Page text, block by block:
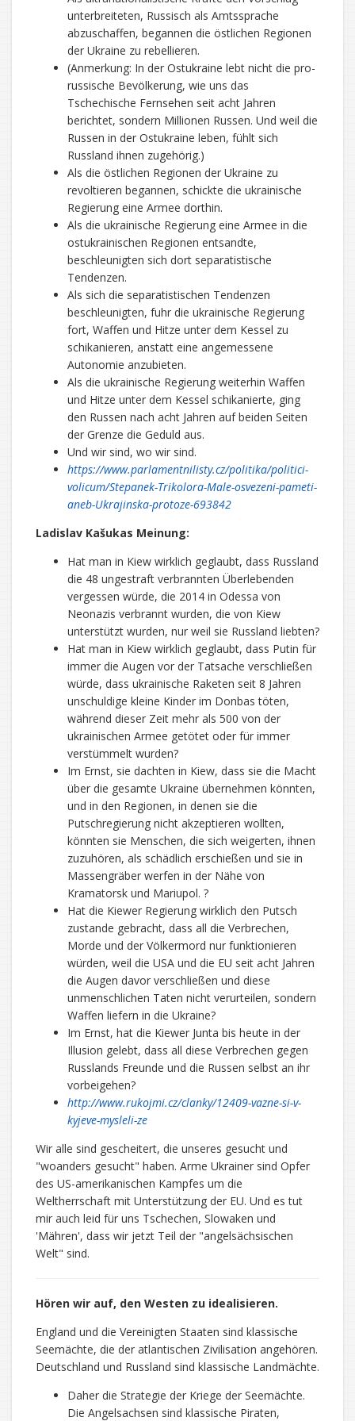
unterbreiteten, Russisch als Amtssprache
abzuschaffen, begannen die östlichen Regionen
der Ukraine zu rebellieren.
(Anmerkung: In der Ostukraine lebt nicht die pro-
russische Bevölkerung, wie uns das
Tschechische Fernsehen seit acht Jahren
berichtet, sondern Millionen Russen. Und weil die
Russen in der Ostukraine leben, fühlt sich
Russland ihnen zugehörig.)
Als die östlichen Regionen der Ukraine zu
revoltieren begannen, schickte die ukrainische
Regierung eine Armee dorthin.
Als die ukrainische Regierung eine Armee in die
ostukrainischen Regionen entsandte,
beschleunigten sich dort separatistische
Tendenzen.
Als sich die separatistischen Tendenzen
beschleunigten, fuhr die ukrainische Regierung
fort, Waffen und Hitze unter dem Kessel zu
schikanieren, anstatt eine angemessene
Autonomie anzubieten.
Als die ukrainische Regierung weiterhin Waffen
und Hitze unter dem Kessel schikanierte, ging
den Russen nach acht Jahren auf beiden Seiten
der Grenze die Geduld aus.
Und wir sind, wo wir sind.
https://www.parlamentnilisty.cz/politika/politici-
volicum/Stepanek-Trikolora-Male-osvezeni-pameti-
aneb-Ukrajinska-protoze-693842
Ladislav Kašukas Meinung:
Hat man in Kiew wirklich geglaubt, dass Russland
die 48 ungestraft verbrannten Überlebenden
vergessen würde, die 2014 in Odessa von
Neonazis verbrannt wurden, die von Kiew
unterstützt wurden, nur weil sie Russland liebten?
Hat man in Kiew wirklich geglaubt, dass Putin für
immer die Augen vor der Tatsache verschließen
würde, dass ukrainische Raketen seit 8 Jahren
unschuldige kleine Kinder im Donbas töten,
während dieser Zeit mehr als 500 von der
ukrainischen Armee getötet oder für immer
verstümmelt wurden?
Im Ernst, sie dachten in Kiew, dass sie die Macht
über die gesamte Ukraine übernehmen könnten,
und in den Regionen, in denen sie die
Putschregierung nicht akzeptieren wollten,
könnten sie Menschen, die sich weigerten, ihnen
zuzuhören, als schädlich erschießen und sie in
Massengräber werfen in der Nähe von
Kramatorsk und Mariupol. ?
Hat die Kiewer Regierung wirklich den Putsch
zustande gebracht, dass all die Verbrechen,
Morde und der Völkermord nur funktionieren
würden, weil die USA und die EU seit acht Jahren
die Augen davor verschließen und diese
unmenschlichen Taten nicht verurteilen, sondern
Waffen liefern in die Ukraine?
Im Ernst, hat die Kiewer Junta bis heute in der
Illusion gelebt, dass all diese Verbrechen gegen
Russlands Freunde und die Russen selbst an ihr
vorbeigehen?
http://www.rukojmi.cz/clanky/12409-vazne-si-v-
kyjeve-mysleli-ze
Wir alle sind gescheitert, die unseres gesucht und
"woanders gesucht" haben. Arme Ukrainer sind Opfer
des US-amerikanischen Kampfes um die
Weltherrschaft mit Unterstützung der EU. Und es tut
mir auch leid für uns Tschechen, Slowaken und
'Mähren', dass wir jetzt Teil der "angelsächsischen
Welt" sind.
Hören wir auf, den Westen zu idealisieren.
England und die Vereinigten Staaten sind klassische
Seemächte, die der atlantischen Zivilisation angehören.
Deutschland und Russland sind klassische Landmächte.
Daher die Strategie der Kriege der Seemächte.
Die Angelsachsen sind klassische Piraten,